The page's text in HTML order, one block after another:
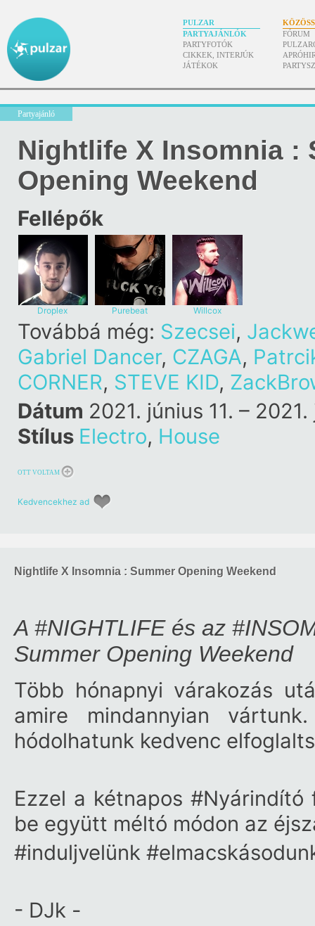
PULZAR
PARTYAJÁNLÓK
PARTYFOTÓK
CIKKEK, INTERJÚK
JÁTÉKOK
FÓRUM
Partyajánló
Nightlife X Insomnia :
Opening Weekend
Fellépők
Droplex Purebeat Willcox
Továbbá még: Szecsei,
Gabriel Dancer, CZAGA,
CORNER, STEVE KID,
Dátum 2021. június 11. –
Stílus Electro, House
OTT VOLTAM
Kedvencekhez ad
Nightlife X Insomnia : Summer Opening Weekend
A #NIGHTLIFE és az
Summer Opening Weekend
Több hónapnyi várakozás
amire mindannyian
hódolhatunk kedvenc
Ezzel a kétnapos #Nyárindító
be együtt méltó módon az
#induljvelünk
- DJk -